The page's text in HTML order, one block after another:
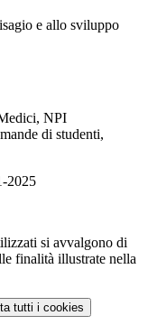
e allo sviluppo
NPI
di studenti,
2025
si avvalgono di
finalità illustrate nella
tutti i cookies